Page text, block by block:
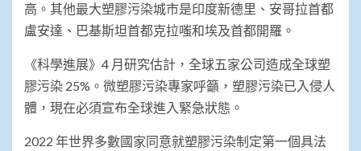
高。其他最大塑膠污染城市是印度新德里、安哥拉首都
盧安達、巴基斯坦首都克拉嗤和埃及首都開羅。
《科學進展》4 月研究估計，全球五家公司造成全球塑
膠污染 25%。微塑膠污染專家呼籲，塑膠污染已入侵人
體，現在必須宣布全球進入緊急狀態。
2022 年世界多數國家同意就塑膠污染制定第一個具法